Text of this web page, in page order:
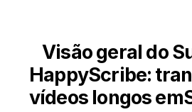
Visão geral do
HappyScribe:
vídeos longos